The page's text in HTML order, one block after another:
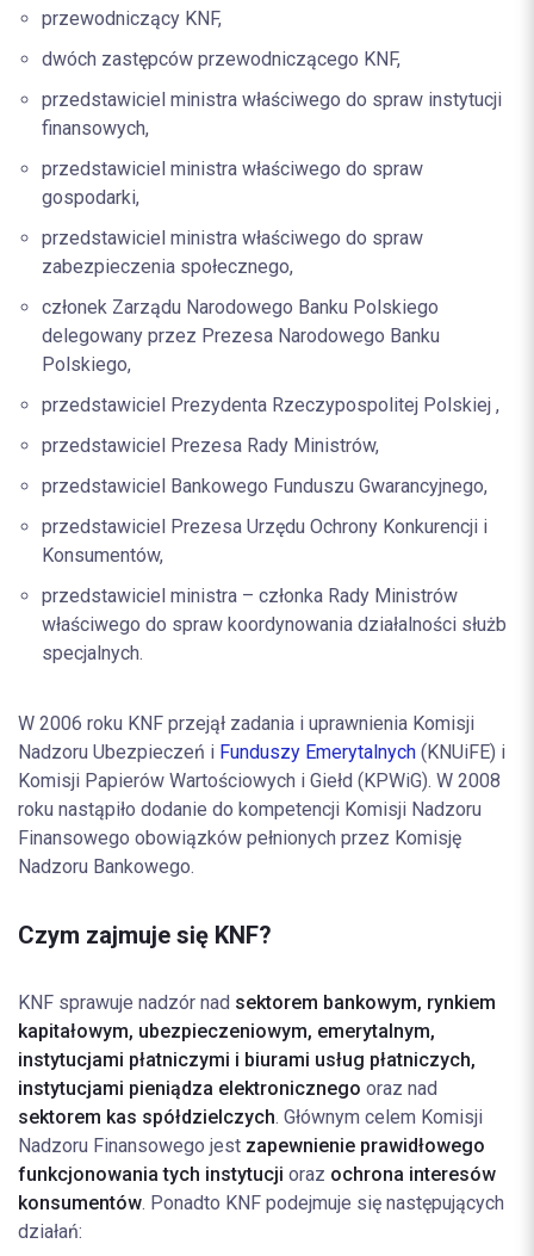
przewodniczący KNF,
dwóch zastępców przewodniczącego KNF,
przedstawiciel ministra właściwego do spraw instytucji
finansowych,
przedstawiciel ministra właściwego do spraw
gospodarki,
przedstawiciel ministra właściwego do spraw
zabezpieczenia społecznego,
członek Zarządu Narodowego Banku Polskiego
delegowany przez Prezesa Narodowego Banku
Polskiego,
przedstawiciel Prezydenta Rzeczypospolitej Polskiej ,
przedstawiciel Prezesa Rady Ministrów,
przedstawiciel Bankowego Funduszu Gwarancyjnego,
przedstawiciel Prezesa Urzędu Ochrony Konkurencji i
Konsumentów,
przedstawiciel ministra – członka Rady Ministrów
właściwego do spraw koordynowania działalności służb
specjalnych.
W 2006 roku KNF przejął zadania i uprawnienia Komisji
Nadzoru Ubezpieczeń i Funduszy Emerytalnych (KNUiFE) i
Komisji Papierów Wartościowych i Giełd (KPWiG). W 2008
roku nastąpiło dodanie do kompetencji Komisji Nadzoru
Finansowego obowiązków pełnionych przez Komisję
Nadzoru Bankowego.
Czym zajmuje się KNF?
KNF sprawuje nadzór nad sektorem bankowym, rynkiem
kapitałowym, ubezpieczeniowym, emerytalnym,
instytucjami płatniczymi i biurami usług płatniczych,
instytucjami pieniądza elektronicznego oraz nad
sektorem kas spółdzielczych. Głównym celem Komisji
Nadzoru Finansowego jest zapewnienie prawidłowego
funkcjonowania tych instytucji oraz ochrona interesów
konsumentów. Ponadto KNF podejmuje się następujących
działań: